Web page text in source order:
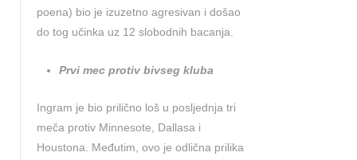
poena) bio je izuzetno agresivan i došao
do tog učinka uz 12 slobodnih bacanja.
Prvi mec protiv bivseg kluba
Ingram je bio prilično loš u posljednja tri
meča protiv Minnesote, Dallasa i
Houstona. Međutim, ovo je odlična prilika